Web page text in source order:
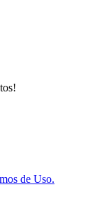
de Uso.